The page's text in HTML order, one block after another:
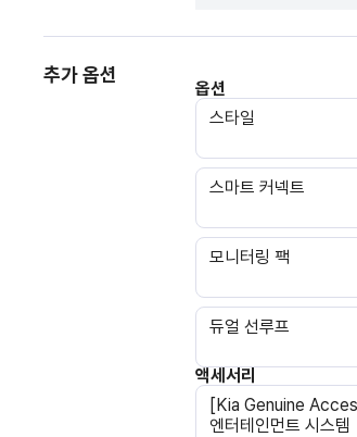
추가 옵션
옵션
스타일
스마트 커넥트
모니터링 팩
듀얼 선루프
액세서리
[Kia Genuine
엔터테인먼트 시스템